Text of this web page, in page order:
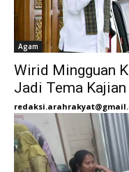
Agam
Wirid Mingguan
Jadi Tema Kajian